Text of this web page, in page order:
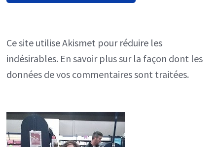
Ce site utilise Akismet pour réduire les
indésirables. En savoir plus sur la façon dont les
données de vos commentaires sont traitées.